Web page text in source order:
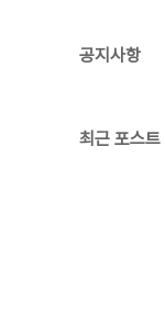
공지사항
최근 포스트